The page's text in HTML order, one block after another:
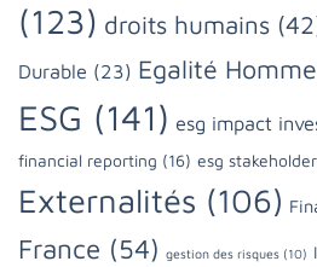
(123) droits humains
Durable (23) Egalité
ESG (141) esg impact
financial reporting (16) esg
Externalités (106)
France (54) gestion des risques (10)